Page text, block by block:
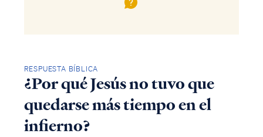
RESPUESTA BÍBLICA
¿Por qué Jesús no tuvo que
quedarse más tiempo en el
infierno?